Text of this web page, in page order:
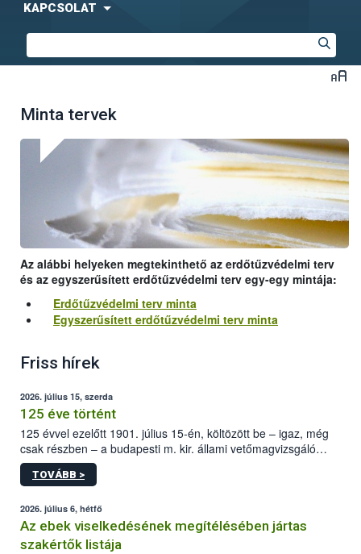
KAPCSOLAT
Minta tervek
Az alábbi helyeken megtekinthető az erdőtűzvédelmi terv
és az egyszerűsített erdőtűzvédelmi terv egy-egy mintája:
Erdőtűzvédelmi terv minta
Egyszerűsített erdőtűzvédelmi terv minta
Friss hírek
2026. július 15, szerda
125 éve történt
125 évvel ezelőtt 1901. július 15-én, költözött be – igaz, még
csak részben – a budapesti m. kir. állami vetőmagvizsgáló
állomás a Kis Rókus utca 15. szám alatti, Czigler Győző által
tervezett új épületébe.
TOVÁBB >
2026. július 6, hétfő
Az ebek viselkedésének megítélésében jártas
szakértők listája